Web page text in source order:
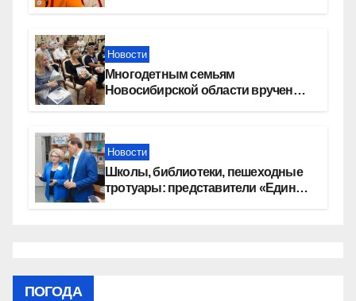
Новости
Многодетным семьям
Новосибирской области вручены
Новости
Школы, библиотеки, пешеходные
тротуары: представители «Единой
ПОГОДА